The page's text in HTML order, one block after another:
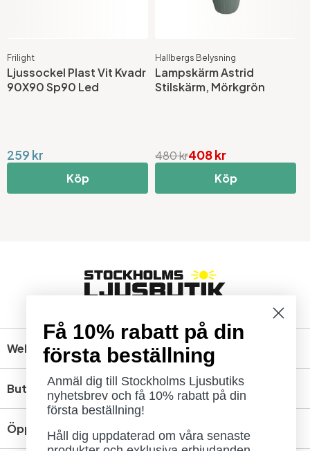
Frilight
Ljussockel Plast Vit Kvadr
90X90 Sp90 Led
259 kr
Köp
Hallbergs Belysning
Lampskärm Astrid
Stilskärm, Mörkgrön
408 kr
480 kr
Köp
Webbshop
Butik
Öppettider
Få 10% rabatt på din
första beställning
Anmäl dig till Stockholms Ljusbutiks
nyhetsbrev och få 10% rabatt på din
första beställning!
Håll dig uppdaterad om våra senaste